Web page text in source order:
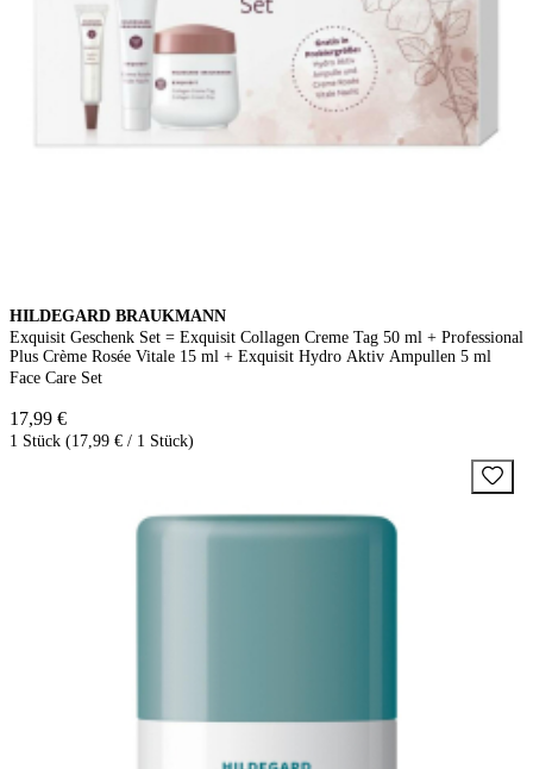
HILDEGARD BRAUKMANN
Exquisit Geschenk Set = Exquisit Collagen Creme Tag 50 ml + Professional
Plus Crème Rosée Vitale 15 ml + Exquisit Hydro Aktiv Ampullen 5 ml
Face Care Set
17,99 €
1 Stück (17,99 € / 1 Stück)